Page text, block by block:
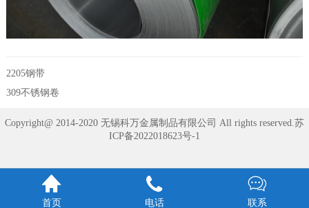
2205钢带
309不锈钢卷
Copyright@ 2014-2020 无锡科万金属制品有限公司 All rights reserved. 苏
ICP备2022018623号-1

首页

电话

联系